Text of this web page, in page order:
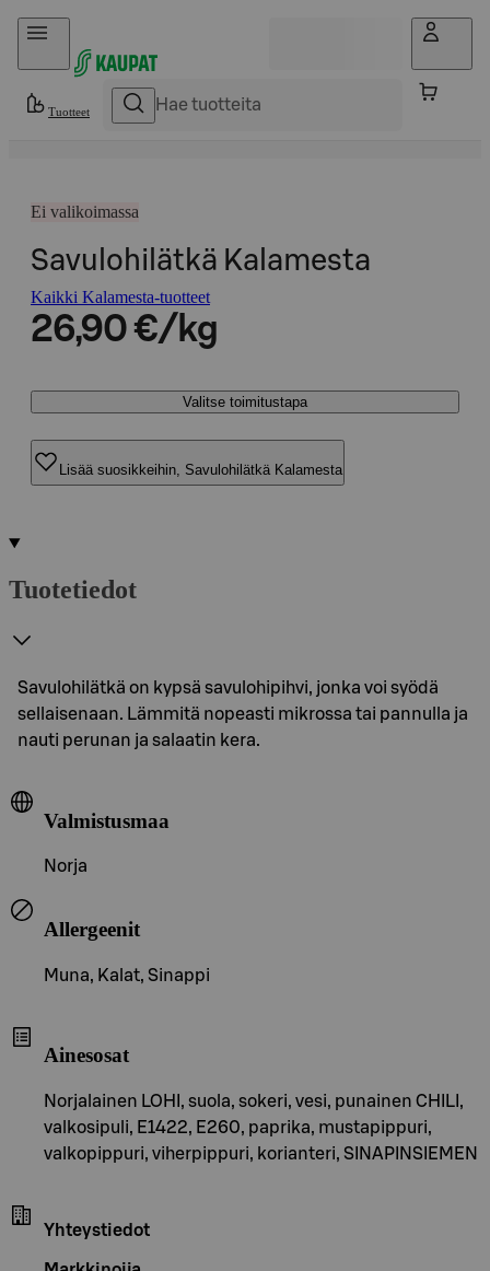
Hyppää sisältöön
Tuotteet
Ei valikoimassa
Savulohilätkä Kalamesta
Kaikki Kalamesta-tuotteet
26,90 €/kg
Valitse toimitustapa
Lisää suosikkeihin, Savulohilätkä Kalamesta
Tuotetiedot
Savulohilätkä on kypsä savulohipihvi, jonka voi syödä
sellaisenaan. Lämmitä nopeasti mikrossa tai pannulla ja
nauti perunan ja salaatin kera.
Valmistusmaa
Norja
Allergeenit
Muna, Kalat, Sinappi
Ainesosat
Norjalainen LOHI, suola, sokeri, vesi, punainen CHILI,
valkosipuli, E1422, E260, paprika, mustapippuri,
valkopippuri, viherpippuri, korianteri, SINAPINSIEMEN
Yhteystiedot